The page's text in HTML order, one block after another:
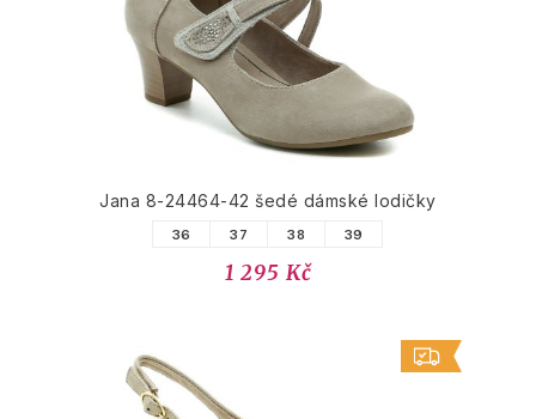
Jana 8-24464-42 šedé dámské lodičky
36 37 38 39
1 295 Kč